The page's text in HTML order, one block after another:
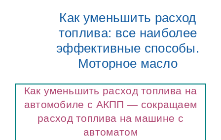
Как уменьшить расход
топлива: все наиболее
эффективные способы.
Моторное масло
Как уменьшить расход топлива на
автомобиле с АКПП — сокращаем
расход топлива на машине с
автоматом